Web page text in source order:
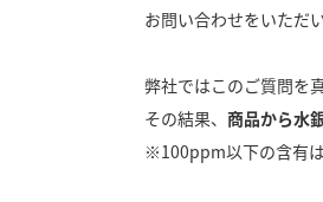
お問い合わせをいただ
弊社ではこのご質問を
その結果、 商品から水
※100ppm以下の含有